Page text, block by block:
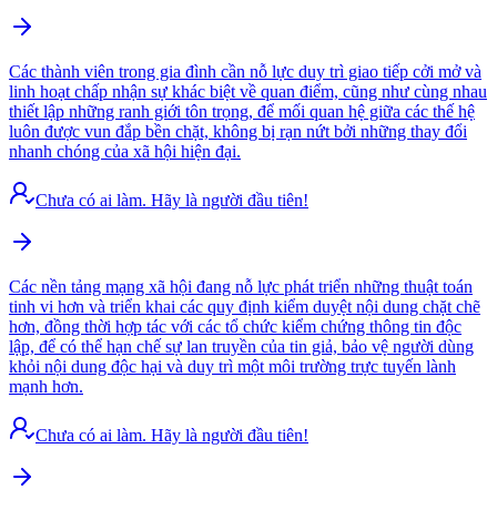
Các thành viên trong gia đình cần nỗ lực duy trì giao tiếp cởi mở và
linh hoạt chấp nhận sự khác biệt về quan điểm, cũng như cùng nhau
thiết lập những ranh giới tôn trọng, để mối quan hệ giữa các thế hệ
luôn được vun đắp bền chặt, không bị rạn nứt bởi những thay đổi
nhanh chóng của xã hội hiện đại.
Chưa có ai làm. Hãy là người đầu tiên!
Các nền tảng mạng xã hội đang nỗ lực phát triển những thuật toán
tinh vi hơn và triển khai các quy định kiểm duyệt nội dung chặt chẽ
hơn, đồng thời hợp tác với các tổ chức kiểm chứng thông tin độc
lập, để có thể hạn chế sự lan truyền của tin giả, bảo vệ người dùng
khỏi nội dung độc hại và duy trì một môi trường trực tuyến lành
mạnh hơn.
Chưa có ai làm. Hãy là người đầu tiên!